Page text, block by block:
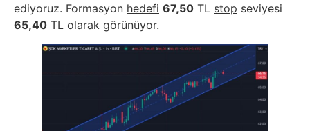
ediyoruz. Formasyon hedefi 67,50 TL stop seviyesi
65,40 TL olarak görünüyor.